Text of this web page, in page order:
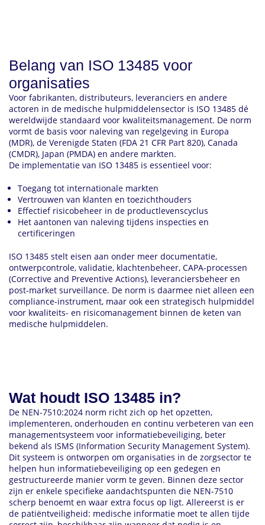
Belang van ISO 13485 voor
organisaties
Voor fabrikanten, distributeurs, leveranciers en andere
actoren in de medische hulpmiddelensector is ISO 13485 dé
wereldwijde standaard voor kwaliteitsmanagement. De norm
vormt de basis voor naleving van regelgeving in Europa
(MDR), de Verenigde Staten (FDA 21 CFR Part 820), Canada
(CMDR), Japan (PMDA) en andere markten.
De implementatie van ISO 13485 is essentieel voor:
Toegang tot internationale markten
Vertrouwen van klanten en toezichthouders
Effectief risicobeheer in de productlevenscyclus
Het aantonen van naleving tijdens inspecties en
certificeringen
ISO 13485 stelt eisen aan onder meer documentatie,
ontwerpcontrole, validatie, klachtenbeheer, CAPA-processen
(Corrective and Preventive Actions), leveranciersbeheer en
post-market surveillance. De norm is daarmee niet alleen een
compliance-instrument, maar ook een strategisch hulpmiddel
voor kwaliteits- en risicomanagement binnen de keten van
medische hulpmiddelen.
Wat houdt ISO 13485 in?
De NEN-7510:2024 norm richt zich op het opzetten,
implementeren, onderhouden en continu verbeteren van een
managementsysteem voor informatiebeveiliging, beter
bekend als ISMS (Information Security Management System).
Dit systeem is ontworpen om organisaties in de zorgsector te
helpen hun informatiebeveiliging op een gedegen en
gestructureerde manier vorm te geven. Binnen deze sector
zijn er enkele specifieke aandachtspunten die NEN-7510
scherp benoemt en waar extra focus op ligt. Allereerst is er
de patiëntveiligheid: medische informatie moet te allen tijde